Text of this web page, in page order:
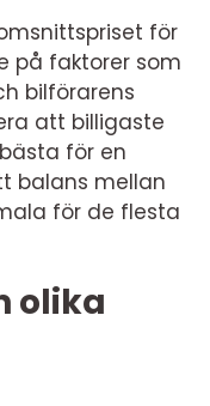
för
på faktorer som
bilförarens
att billigaste
för en
balans mellan
för de flesta
olika